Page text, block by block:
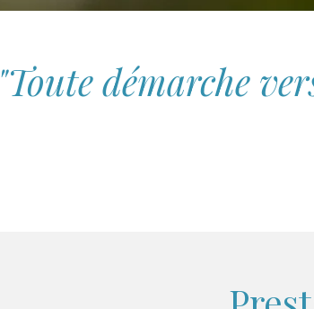
"Toute démarche